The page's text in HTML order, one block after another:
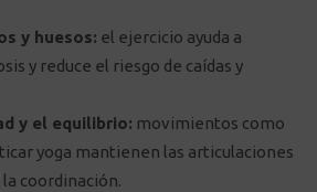
y huesos: el ejercicio ayuda a
y reduce el riesgo de caídas y
y el equilibrio: movimientos como
yoga mantienen las articulaciones
coordinación.